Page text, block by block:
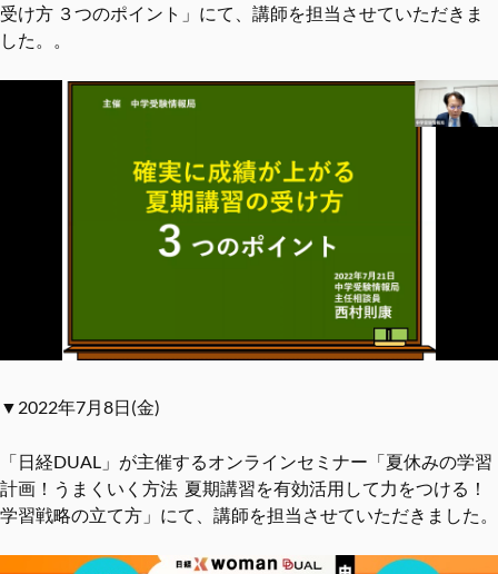
受け方 ３つのポイント」にて、講師を担当させていただきま
した。。
▼2022年7月8日(金)
「日経DUAL」が主催するオンラインセミナー「夏休みの学習
計画！うまくいく方法 夏期講習を有効活用して力をつける！
学習戦略の立て方」にて、講師を担当させていただきました。